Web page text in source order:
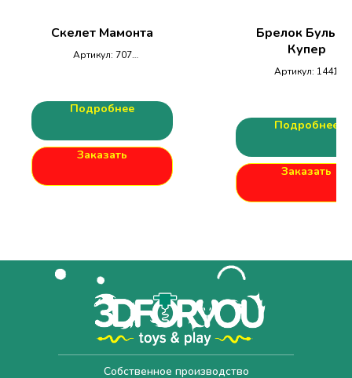
Скелет Мамонта
Артикул: 707
Подробнее
Заказать
Брелок
Купер
Артикул: 1441
Подробнее
Заказать
Собственное производство